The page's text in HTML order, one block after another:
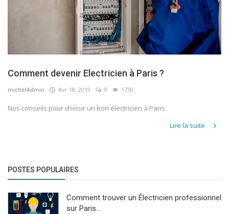
S'identifier
un
Comment devenir Electricien à Paris ?
michelAdmin Avr 18, 2019 0 1730
Nos conseils pour choisir un bon électricien à Paris
Lire la suite
POSTES POPULAIRES
Comment trouver un Électricien professionnel
sur Paris...